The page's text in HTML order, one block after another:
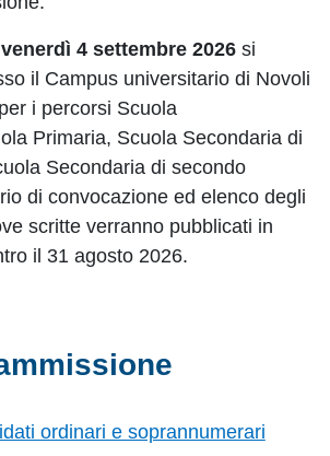
venerdì 4 settembre 2026 si
il Campus universitario di Novoli
per i percorsi Scuola
Primaria, Scuola Secondaria di
Secondaria di secondo
di convocazione ed elenco degli
scritte verranno pubblicati in
il 31 agosto 2026.
ordinari e soprannumerari